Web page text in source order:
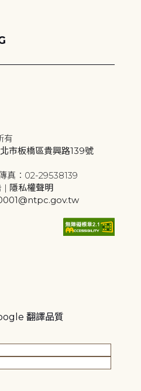
有
市板橋區貴興路139號
真：02-29538139
| 隱私權聲明
翻譯品質